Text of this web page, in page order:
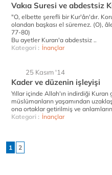
Vakıa Suresi ve abdestsiz
"O, elbette şerefli bir Kur'ân'dır.
olandan başkası el süremez. (O),
77-80)
Bu ayetler Kuran'a abdestsiz ..
Kategori : İnançlar
25 Kasım '14
Kader ve düzenin işleyişi
Yıllar içinde Allah'ın indirdiği
müslümanların yaşamından
ona ortaklar getirilmiş ve
Kategori : İnançlar
1
2